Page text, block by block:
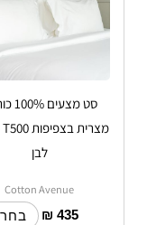
סט
לבן
Cotton Avenue
₪ 435
בחר